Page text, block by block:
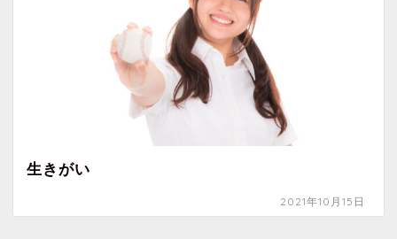
生きがい
2021年10月15日